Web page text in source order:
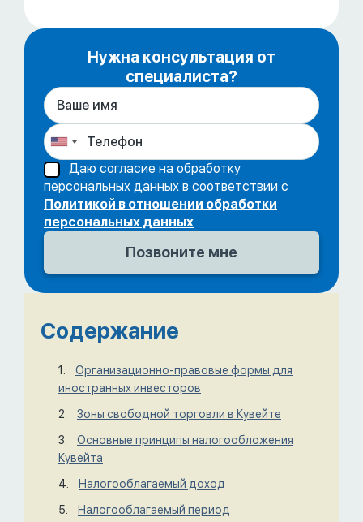
Нужна консультация от
специалиста?
Даю согласие на обработку
персональных данных в соответствии с
Политикой в отношении обработки
персональных данных
Содержание
Организационно-правовые формы для
иностранных инвесторов
Зоны свободной торговли в Кувейте
Основные принципы налогообложения
Кувейта
Налогооблагаемый доход
Налогооблагаемый период